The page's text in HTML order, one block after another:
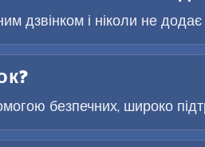
дзвінком і ніколи не
безпечних, широко